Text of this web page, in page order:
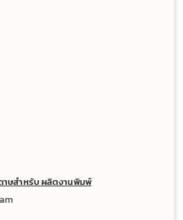
าษสำหรับ ผลิตงานพิมพ์